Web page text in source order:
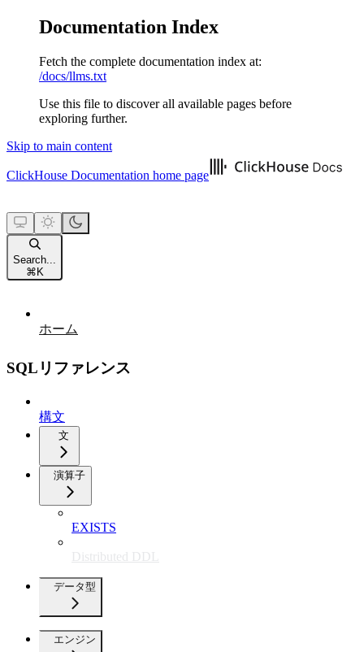
Documentation Index
Fetch the complete documentation index at:
/docs/llms.txt
Use this file to discover all available pages before
exploring further.
Skip to main content
ClickHouse Documentation home page
Search...
⌘ K
ホーム
SQLリファレンス
構文
文
演算子
EXISTS
Distributed DDL
データ型
エンジン